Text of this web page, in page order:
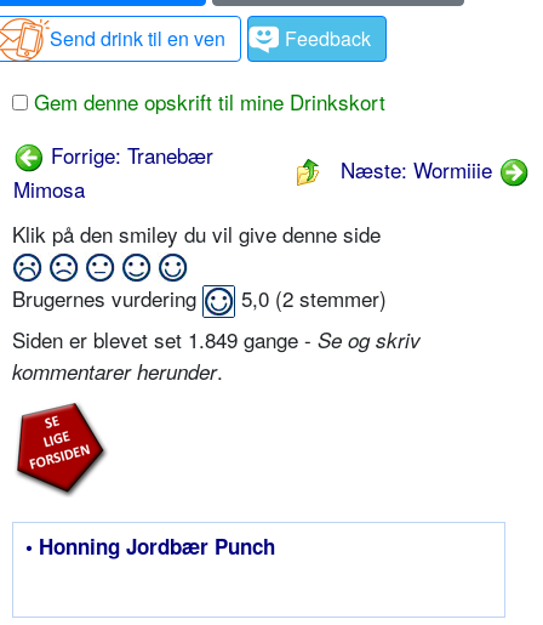
Send drink til en ven
Feedback
Gem denne opskrift til mine Drinkskort
Forrige: Tranebær
Mimosa
Næste: Wormiiie
Klik på den smiley du vil give denne side
Brugernes vurdering 5,0 (2 stemmer)
Siden er blevet set 1.849 gange - Se og skriv
kommentarer herunder.
• Honning Jordbær Punch